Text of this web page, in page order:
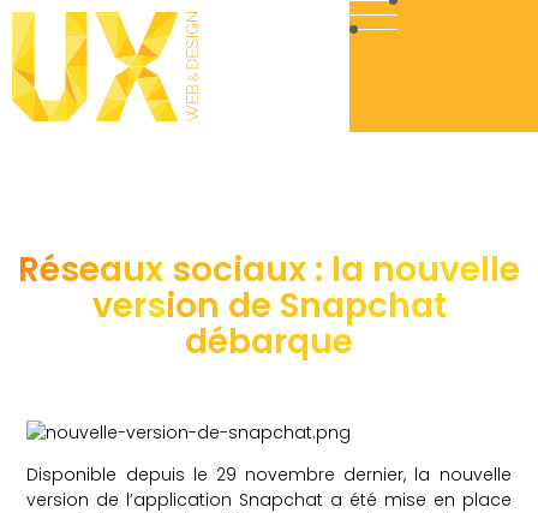
Réseaux sociaux : la nouvelle
version de Snapchat
débarque
Disponible depuis le 29 novembre dernier, la nouvelle
version de l’application Snapchat a été mise en place